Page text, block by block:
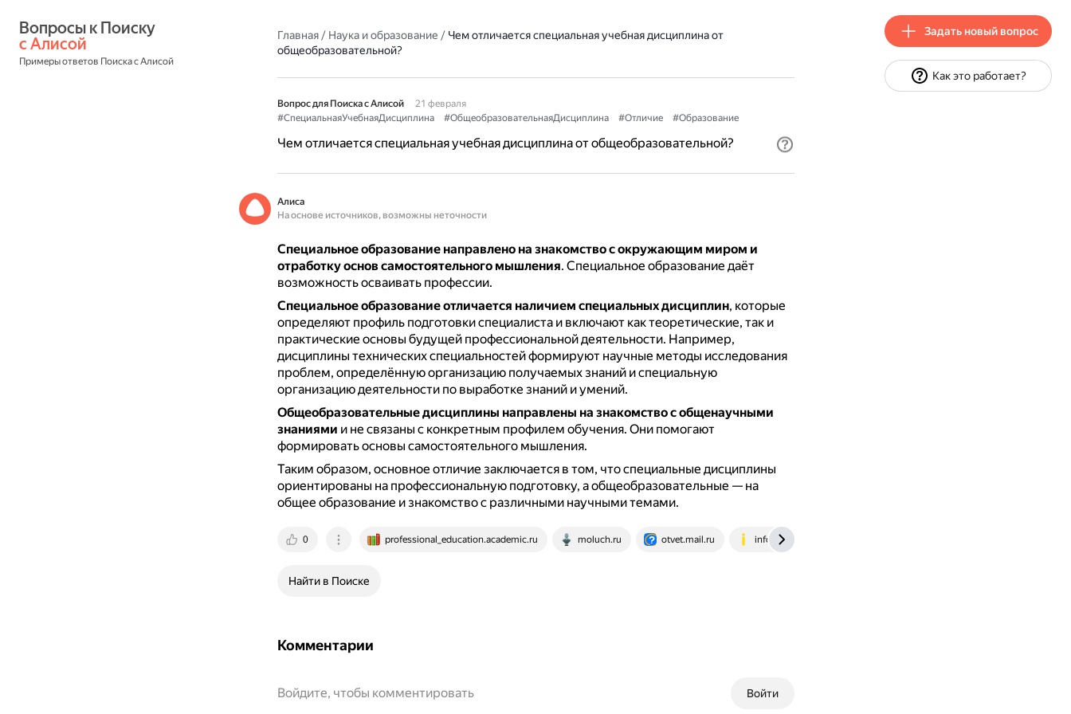
с Алисой
Примеры ответов Поиска с Алисой
Главная/ Наука и образование / Чем отличается специальная учебная дисциплина от
общеобразовательной?
Вопрос для Поиска с Алисой
21 февраля
#СпециальнаяУчебнаяДисциплина
#ОбщеобразовательнаяДисциплина #Отличие #Образование
Чем отличается специальная учебная дисциплина от общеобразовательной?
Алиса
На основе источников, возможны неточности
Специальное образование направлено на знакомство с окружающим миром и
отработку основ самостоятельного мышления. Специальное образование даёт
возможность осваивать профессии.
Специальное образованиеотличается наличием специальных дисциплин, которые
определяют профиль подготовки специалиста и включают как теоретические, так и
практические основы будущей профессиональной деятельности. Например,
дисциплины технических специальностей формируют научные методы исследования
проблем, определённую организацию получаемых знаний и специальную
организацию деятельности по выработке знаний и умений.
Общеобразовательные дисциплины направлены на знакомство с общенаучными
знаниями и не связаны с конкретным профилем обучения. Они помогают
формировать основы самостоятельного мышления.
Таким образом, основное отличие заключается в том, что специальные дисциплины
ориентированы на профессиональную подготовку, а общеобразовательные — на
общее образование и знакомство с различными научными темами.
0 professional_education.academic.ru moluch.ru otvet.mail.ru infourok.ru
Найти в Поиске
Комментарии
Войти
Войдите, чтобы комментировать
Задать новый вопрос
Как это работает?